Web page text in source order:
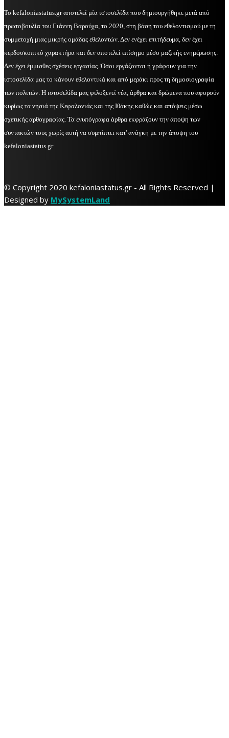
Το kefaloniastatus.gr αποτελεί μία ιστοσελίδα που δημιουργήθηκε μετά από
πρωτοβουλία του Γιάννη Βαρούχα, το 2020, στη βάση του εθελοντισμού με τη
συμμετοχή μιας μικρής ομάδας εθελοντών. Δεν ενέχει επιτήδευμα, δεν έχει
κερδοσκοπικό χαρακτήρα και δεν αποτελεί επίσημο μέσο μαζικής ενημέρωσης.
Δεν έχει έμμισθες σχέσεις εργασίας. Όσοι εργάζονται ή γράφουν για την
ιστοσελίδα μας το κάνουν εθελοντικά και από μεράκι προς τη δημοσιογραφία
των πολιτών. Η ιστοσελίδα μας φιλοξενεί νέα, άρθρα και δρώμενα που αφορούν
κυρίως τα νησιά της Κεφαλονιάς και της Ιθάκης καθώς και απόψεις μέσω
σχετικής αρθογραφίας. Τα ενυπόγραφα άρθρα εκφράζουν την άποψη των
συντακτών τους χωρίς αυτή να συμπίπτει κατ' ανάγκη με την άποψη του
kefaloniastatus.gr
© Copyright 2020 kefaloniastatus.gr - All Rights Reserved |
Designed by MySystemLand